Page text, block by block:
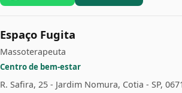
Espaço Fugita
Massoterapeuta
Centro de bem-estar
R. Safira, 25 - Jardim Nomura, Cotia - SP,